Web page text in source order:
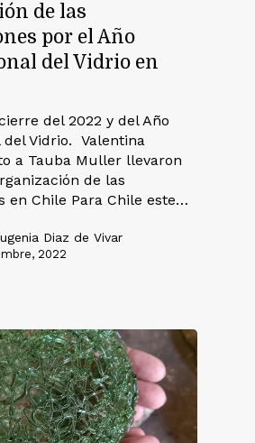
de las
por el Año
del Vidrio en
del 2022 y del Año
Vidrio. Valentina
a Tauba Muller llevaron
de las
en Chile Para Chile este…
Diaz de Vivar
2022